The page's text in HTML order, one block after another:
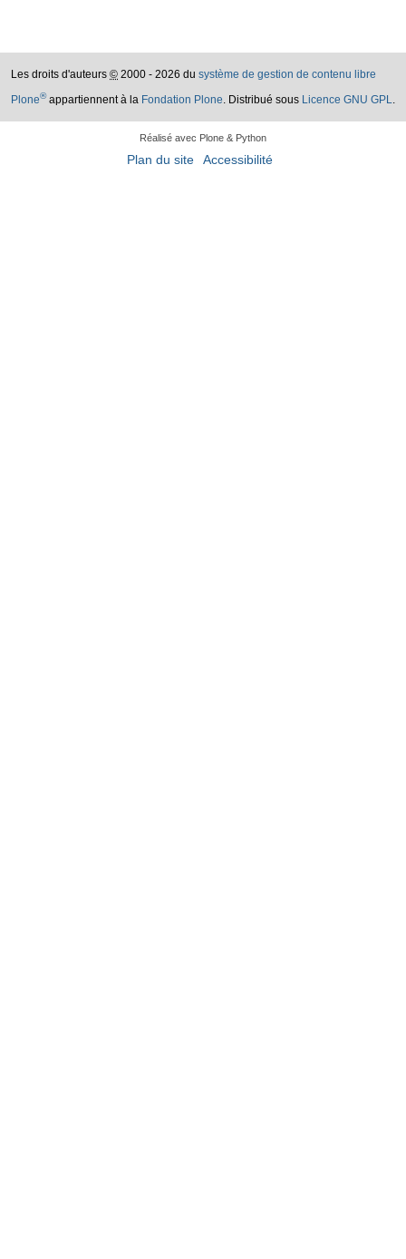
Les droits d'auteurs © 2000 - 2026 du système de gestion de contenu libre
Plone®appartiennent à la Fondation Plone. Distribué sous Licence GNU GPL.
Réalisé avec Plone & Python
Plan du site Accessibilité